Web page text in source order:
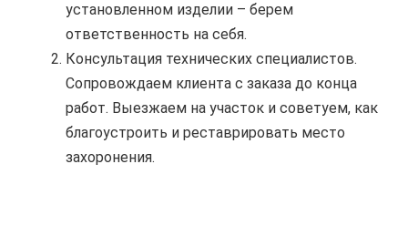
установленном изделии – берем
ответственность на себя.
Консультация технических специалистов.
Сопровождаем клиента с заказа до конца
работ. Выезжаем на участок и советуем, как
благоустроить и реставрировать место
захоронения.